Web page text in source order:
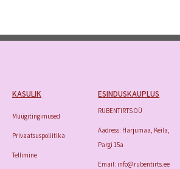
KASULIK
Müügitingimused
Privaatsuspoliitika
Tellimine
ESINDUSKAUPLUS
RUBENTIRTS OÜ
Aadress: Harjumaa, Keila,
Pargi 15a
Email: info@rubentirts.ee